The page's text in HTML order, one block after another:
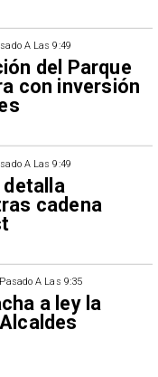
A Las 9:49
del Parque
con inversión
A Las 9:49
cadena
A Las 9:35
a ley la